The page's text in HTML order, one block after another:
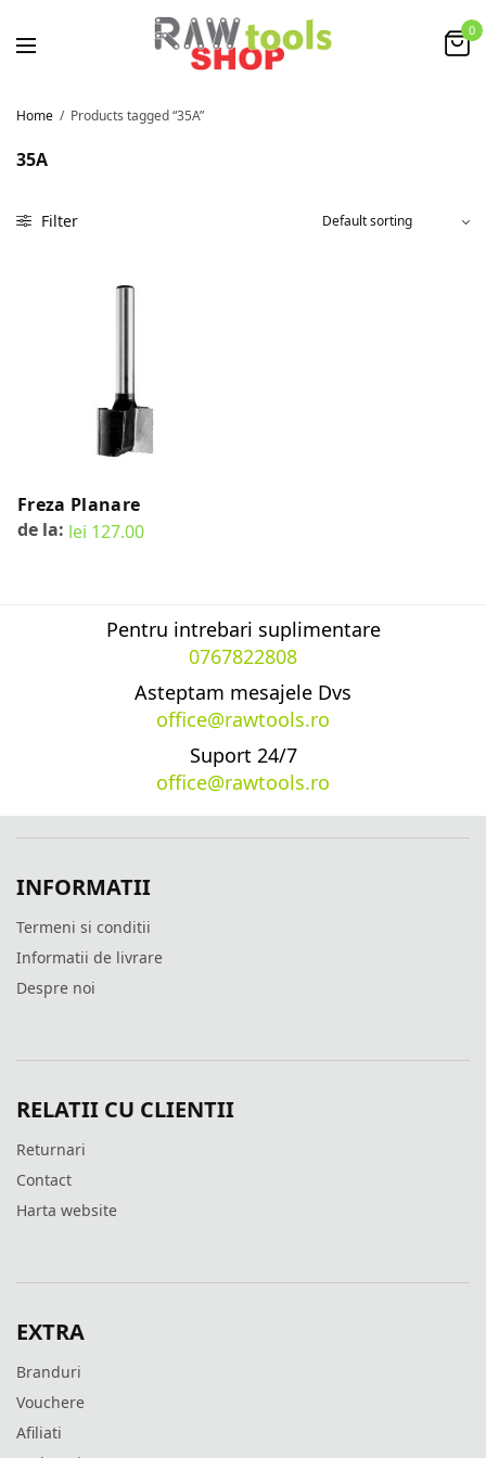
0
Home / Products tagged “35A”
35A
Filter
Freza Planare
de la: lei 127.00
Pentru intrebari suplimentare
0767822808
Asteptam mesajele Dvs
office@rawtools.ro
Suport 24/7
office@rawtools.ro
INFORMATII
Termeni si conditii
Informatii de livrare
Despre noi
RELATII CU CLIENTII
Returnari
Contact
Harta website
EXTRA
Branduri
Vouchere
Afiliati